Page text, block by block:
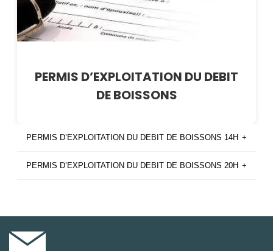
PERMIS D’EXPLOITATION DU DEBIT
DE BOISSONS
PERMIS D’EXPLOITATION DU DEBIT DE BOISSONS 14H +
PERMIS D’EXPLOITATION DU DEBIT DE BOISSONS 20H +